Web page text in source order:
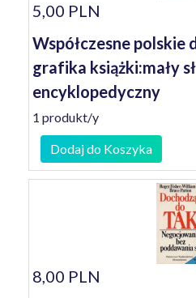
5,00 PLN
Współczesne polskie
grafika książki:mały
encyklopedyczny
1 produkt/y
Dodaj do Koszyka
8,00 PLN